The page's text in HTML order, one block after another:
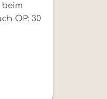
OP: 30